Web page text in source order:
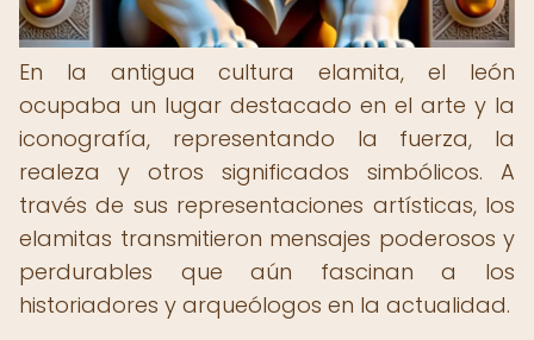
En la antigua cultura elamita, el león
ocupaba un lugar destacado en el arte y la
iconografía, representando la fuerza, la
realeza y otros significados simbólicos. A
través de sus representaciones artísticas, los
elamitas transmitieron mensajes poderosos y
perdurables que aún fascinan a los
historiadores y arqueólogos en la actualidad.